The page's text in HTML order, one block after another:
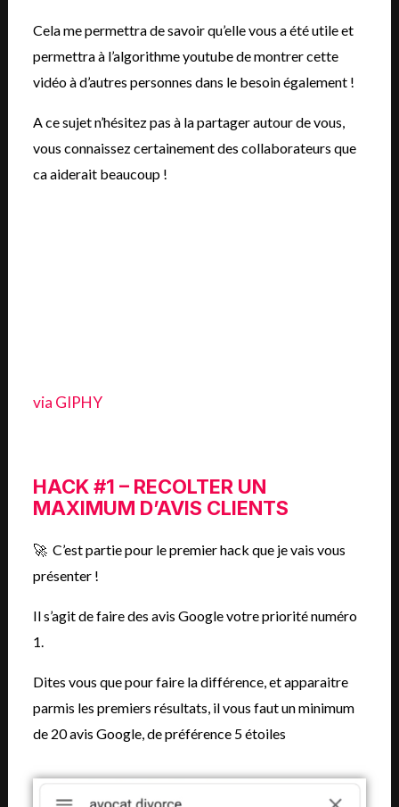
Cela me permettra de savoir qu’elle vous a été utile et
permettra à l’algorithme youtube de montrer cette
vidéo à d’autres personnes dans le besoin également !
A ce sujet n’hésitez pas à la partager autour de vous,
vous connaissez certainement des collaborateurs que
ca aiderait beaucoup !
via GIPHY
HACK #1 – RECOLTER UN
MAXIMUM D’AVIS CLIENTS
🚀 C’est partie pour le premier hack que je vais vous
présenter !
Il s’agit de faire des avis Google votre priorité numéro
1.
Dites vous que pour faire la différence, et apparaitre
parmis les premiers résultats, il vous faut un minimum
de 20 avis Google, de préférence 5 étoiles